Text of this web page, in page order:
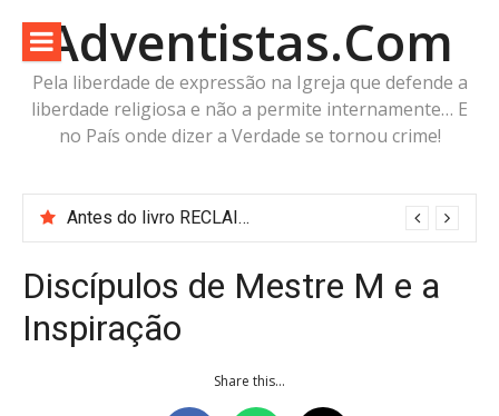
para
conteúdo
Adventistas.Com
Pela liberdade de expressão na Igreja que defende a
liberdade religiosa e não a permite internamente… E
no País onde dizer a Verdade se tornou crime!
Antes do livro RECLAIMING THE PROPHET: O Adventistas.Com já estava fazendo as mesmas perguntas
Discípulos de Mestre M e a
Inspiração
Share this...